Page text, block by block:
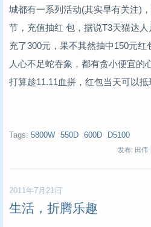
城都有一系列活动(其实早有关注)
节，充值抽红 包，据说T3天猫达
充了300元，果不其然抽中150元红
人心不足蛇吞象，都有贪小便宜的
打算趁11.11血拼，红包当天可以抵
Tags: 5800W 550D 600D D5100
发布: 田伟
2011年7月21日
生活，折腾乐趣